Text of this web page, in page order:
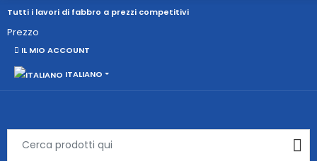
Tutti i lavori di fabbro a prezzi competitivi
Prezzo
IL MIO ACCOUNT
ITALIANO